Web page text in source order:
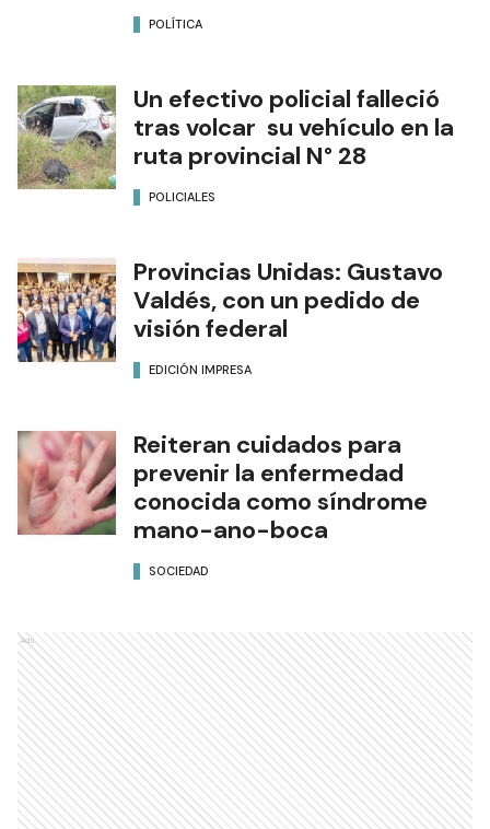
POLÍTICA
Un efectivo policial falleció
tras volcar su vehículo en la
ruta provincial N° 28
POLICIALES
Provincias Unidas: Gustavo
Valdés, con un pedido de
visión federal
EDICIÓN IMPRESA
Reiteran cuidados para
prevenir la enfermedad
conocida como síndrome
mano-ano-boca
SOCIEDAD
Ads